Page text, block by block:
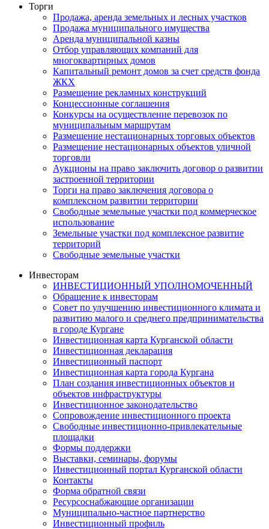
Торги
Продажа, аренда земельных и лесных участков
Продажа муниципального имущества
Аренда муниципальной казны
Отбор управляющих компаний для
многоквартирных домов
Капитальный ремонт домов за счет средств фонда
ЖКХ
Размещение рекламных конструкций
Концессионные соглашения
Конкурсы на осуществление перевозок по
муниципальным маршрутам
Размещение нестационарных торговых объектов
Размещение нестационарных объектов уличной
торговли
Аукционы на право заключить договор о развитии
застроенной территории
Торги на право заключения договора о
комплексном развитии территории
Свободные земельные участки под коммерческое
использование
Земельные участки под комплексное развитие
территорий
Свободные земельные участки
Инвесторам
ИНВЕСТИЦИОННЫЙ УПОЛНОМОЧЕННЫЙ
Обращение к инвесторам
Совет по улучшению инвестиционного климата и
развитию малого и среднего предпринимательства
в городе Кургане
Инвестиционная карта Курганской области
Инвестиционная декларация
Инвестиционный паспорт
Инвестиционная карта города Кургана
План создания инвестиционных объектов и
объектов инфраструктуры
Инвестиционное законодательство
Сопровождение инвестиционного проекта
Свободные инвестиционно-привлекательные
площадки
Формы поддержки
Выставки, семинары, форумы
Инвестиционный портал Курганской области
Контакты
Форма обратной связи
Ресурсоснабжающие организации
Муниципально-частное партнерство
Инвестиционный профиль